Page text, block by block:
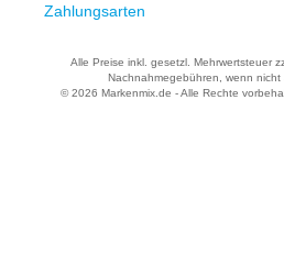
Zahlungsarten
Alle Preise inkl. gesetzl. Mehrwertsteuer
Nachnahmegebühren, wenn nicht
© 2026 Markenmix.de - Alle Rechte